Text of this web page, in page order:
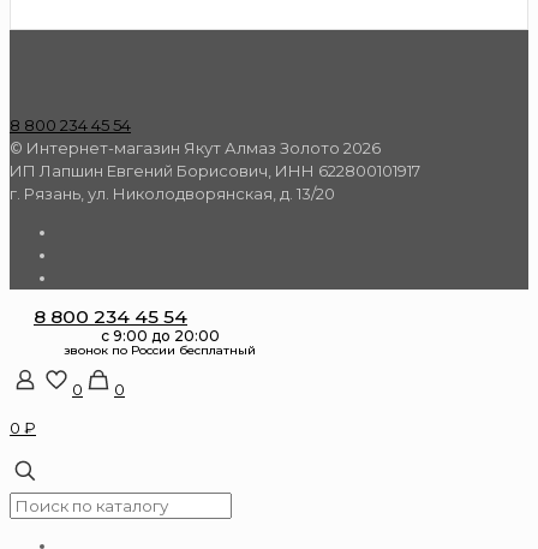
8 800 234 45 54
© Интернет-магазин Якут Алмаз Золото 2026
ИП Лапшин Евгений Борисович, ИНН 622800101917
г. Рязань, ул. Николодворянская, д. 13/20
8 800 234 45 54
0
0
0 ₽